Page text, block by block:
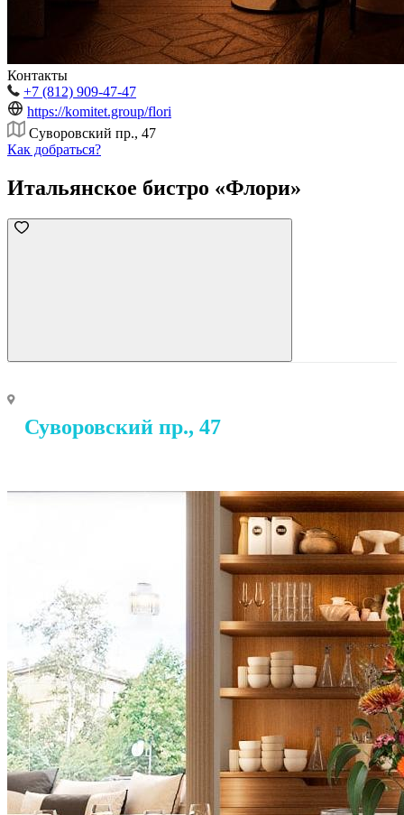
Контакты
+7 (812) 909-47-47
https://komitet.group/flori
Суворовский пр., 47
Как добраться?
Итальянское бистро «Флори»
Суворовский пр., 47